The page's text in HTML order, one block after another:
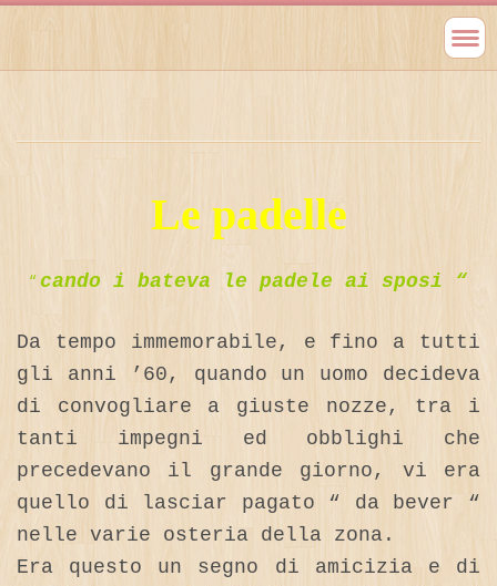
Le padelle
“ cando i bateva le padele ai sposi “
Da tempo immemorabile, e fino a tutti
gli anni ’60, quando un uomo decideva
di convogliare a giuste nozze, tra i
tanti impegni ed obblighi che
precedevano il grande giorno, vi era
quello di lasciar pagato “ da bever “
nelle varie osteria della zona.
Era questo un segno di amicizia e di